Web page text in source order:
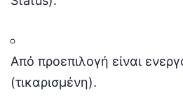
Από προεπιλογή είναι
(τικαρισμένη).